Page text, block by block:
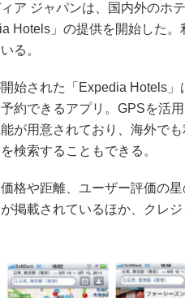
ア ジャパンは、国内外のホ
Hotels」の提供を開始した
る。
始された「Expedia Hotels」
約できるアプリ。GPSを活
が用意されており、海外で
検索することもできる。
格や距離、ユーザー評価の
掲載されているほか、クレ